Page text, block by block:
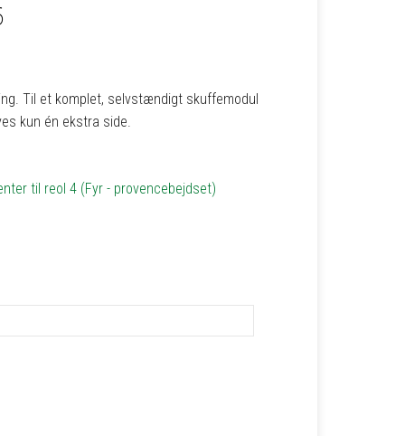
Til et komplet, selvstændigt skuffemodul
kun én ekstra side.
til reol 4 (Fyr - provencebejdset)